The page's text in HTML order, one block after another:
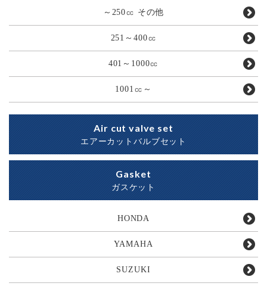
～250㏄ その他
251～400㏄
401～1000㏄
1001㏄～
Air cut valve set
エアーカットバルブセット
Gasket
ガスケット
HONDA
YAMAHA
SUZUKI